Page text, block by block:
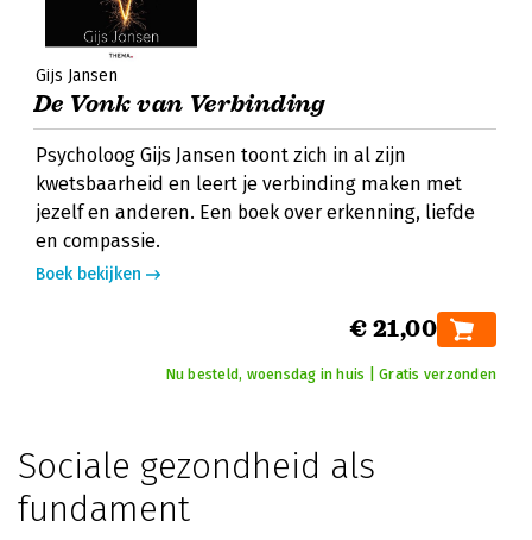
Gijs Jansen
De Vonk van Verbinding
Psycholoog Gijs Jansen toont zich in al zijn
kwetsbaarheid en leert je verbinding maken met
jezelf en anderen. Een boek over erkenning, liefde
en compassie.
Boek bekijken
€ 21,00
Nu besteld, woensdag in huis | Gratis verzonden
Sociale gezondheid als
fundament